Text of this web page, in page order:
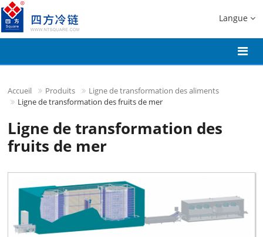
Langue
Accueil Produits
Ligne de transformation des aliments
Ligne de transformation des fruits de mer
Ligne de transformation des
fruits de mer